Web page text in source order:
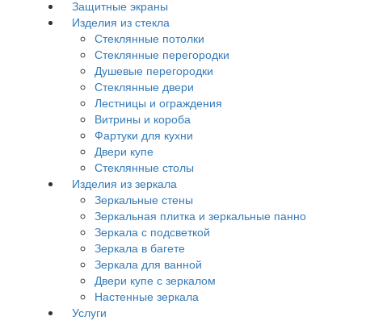
Защитные экраны
Изделия из стекла
Стеклянные потолки
Стеклянные перегородки
Душевые перегородки
Стеклянные двери
Лестницы и ограждения
Витрины и короба
Фартуки для кухни
Двери купе
Стеклянные столы
Изделия из зеркала
Зеркальные стены
Зеркальная плитка и зеркальные панно
Зеркала с подсветкой
Зеркала в багете
Зеркала для ванной
Двери купе с зеркалом
Настенные зеркала
Услуги